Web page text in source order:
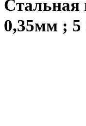
Стальная
0,35мм ; 5